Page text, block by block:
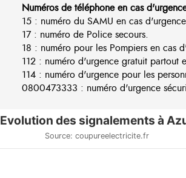
Numéros de téléphone en cas
15 : numéro du SAMU en cas
17 : numéro de Police secours.
18 : numéro pour les Pompiers en cas
112 : numéro d'urgence gratuit partout
114 : numéro d'urgence pour les
0800473333 : numéro d'urgence
Evolution des signalements à
Source: coupureelectricite.fr